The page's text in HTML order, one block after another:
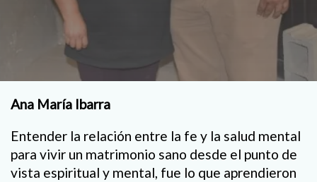
Ana María Ibarra
Entender la relación entre la fe y la salud mental
para vivir un matrimonio sano desde el punto de
vista espiritual y mental, fue lo que aprendieron